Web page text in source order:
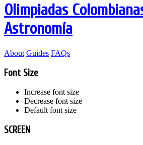
Olimpiadas
Astronomía
About Guides FAQs
Font Size
Increase font size
Decrease font size
Default font size
SCREEN